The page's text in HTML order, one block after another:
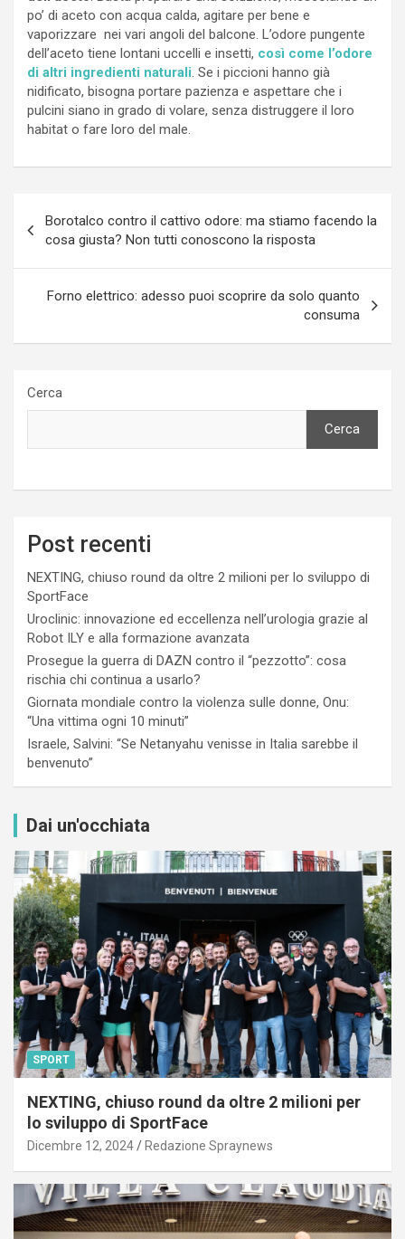
po’ di aceto con acqua calda, agitare per bene e
vaporizzare nei vari angoli del balcone. L’odore pungente
dell’aceto tiene lontani uccelli e insetti, così come l’odore
di altri ingredienti naturali. Se i piccioni hanno già
nidificato, bisogna portare pazienza e aspettare che i
pulcini siano in grado di volare, senza distruggere il loro
habitat o fare loro del male.
articoli
Borotalco contro il cattivo odore: ma stiamo facendo la
cosa giusta? Non tutti conoscono la risposta
Forno elettrico: adesso puoi scoprire da solo quanto
consuma
Cerca
Cerca
Post recenti
NEXTING, chiuso round da oltre 2 milioni per lo sviluppo di
SportFace
Uroclinic: innovazione ed eccellenza nell’urologia grazie al
Robot ILY e alla formazione avanzata
Prosegue la guerra di DAZN contro il “pezzotto”: cosa
rischia chi continua a usarlo?
Giornata mondiale contro la violenza sulle donne, Onu:
“Una vittima ogni 10 minuti”
Israele, Salvini: “Se Netanyahu venisse in Italia sarebbe il
benvenuto”
Dai un'occhiata
SPORT
NEXTING, chiuso round da oltre 2 milioni per
lo sviluppo di SportFace
Dicembre 12, 2024 Redazione Spraynews